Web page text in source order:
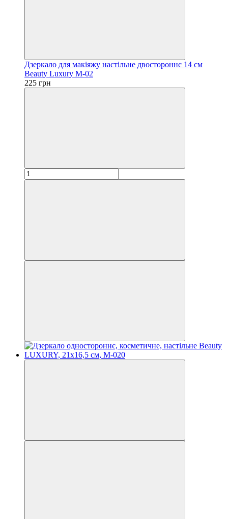
Дзеркало для макіяжу настільне двостороннє 14 см
Beauty Luxury M-02
225 грн